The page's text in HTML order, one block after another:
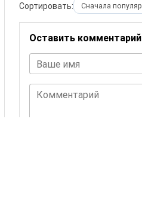
Сортировать:
Оставить комментарий
Ваше имя
Комментарий